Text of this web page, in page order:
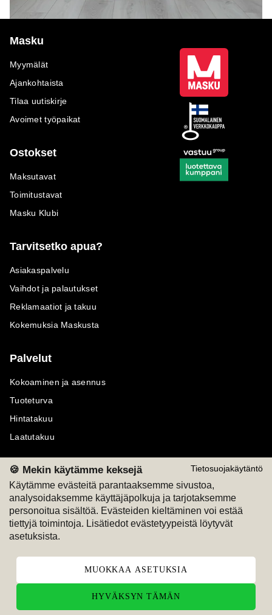
Tietosuojakäytäntö
🍪 Mekin käytämme keksejä
Käytämme evästeitä parantaaksemme sivustoa,
analysoidaksemme käyttäjäpolkuja ja tarjotaksemme
personoitua sisältöä. Evästeiden kieltäminen voi estää
tiettyjä toimintoja. Lisätiedot evästetyypeistä löytyvät
asetuksista.
MUOKKAA ASETUKSIA
HYVÄKSYN TÄMÄN
Masku
Myymälät
Ajankohtaista
Tilaa uutiskirje
Avoimet työpaikat
Ostokset
Maksutavat
Toimitustavat
Masku Klubi
Tarvitsetko apua?
Asiakaspalvelu
Vaihdot ja palautukset
Reklamaatiot ja takuu
Kokemuksia Maskusta
Palvelut
Kokoaminen ja asennus
Tuoteturva
Hintatakuu
Laatutakuu
Maksutavat
M
Seuraa meitä